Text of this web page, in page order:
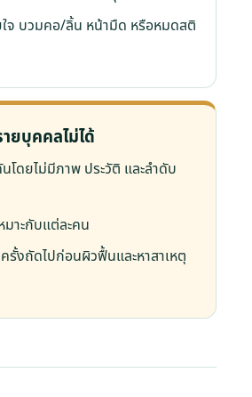
ใจ บวมคอ/ลิ้น หน้ามืด หรือหมดสติ
ยบุคคลไม่ได้
โดยไม่มีภาพ ประวัติ และลำดับ
มาะกับแต่ละคน
รั้งถัดไปก่อนผิวฟื้นและหาสาเหตุ